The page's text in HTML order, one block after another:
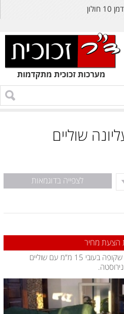
שוליים
לצפייה בדוגמאות
הצעת מחיר
בסיס עץ על גלגלים, פלטה מזכוכית שקופה בעובי 15 מ”מ עם שוליים